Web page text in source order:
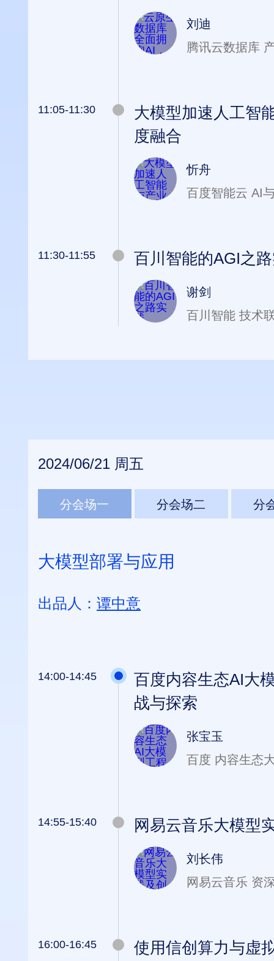
刘迪
腾讯云数据库
11:05-11:30
大模型加速人工智
度融合
忻舟
百度智能云 AI
11:30-11:55 百川智能的AGI之
谢剑
百川智能 技术
2024/06/21 周五
分会场一 分会场二 分
大模型部署与应用
出品人： 谭中意
14:00-14:45
百度内容生态AI大
战与探索
张宝玉
百度 内容生态
14:55-15:40 网易云音乐大模型
刘长伟
网易云音乐 资
16:00-16:45 使用信创算力与虚